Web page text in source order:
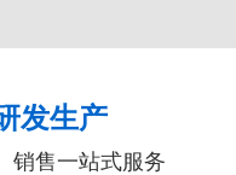
发生产
销售一站式服务